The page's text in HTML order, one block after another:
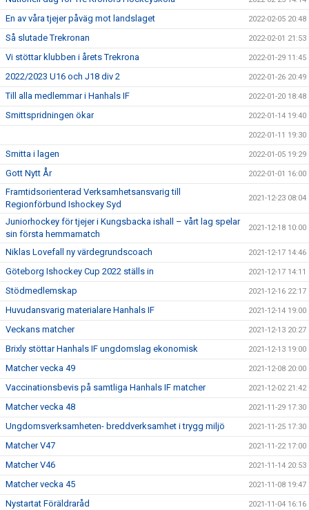
En av våra tjejer påväg mot landslaget 2022-02-05 20:48
Så slutade Trekronan 2022-02-01 21:53
Vi stöttar klubben i årets Trekrona 2022-01-29 11:45
2022/2023 U16 och J18 div 2 2022-01-26 20:49
Till alla medlemmar i Hanhals IF 2022-01-20 18:48
Smittspridningen ökar 2022-01-14 19:40
2022-01-11 19:30
Smitta i lagen 2022-01-05 19:29
Gott Nytt År 2022-01-01 16:00
Framtidsorienterad Verksamhetsansvarig till
Regionförbund Ishockey Syd
2021-12-23 08:04
Juniorhockey för tjejer i Kungsbacka ishall – vårt lag spelar
sin första hemmamatch
2021-12-18 10:00
Niklas Lovefall ny värdegrundscoach 2021-12-17 14:46
Göteborg Ishockey Cup 2022 ställs in 2021-12-17 14:11
Stödmedlemskap 2021-12-16 22:17
Huvudansvarig materialare Hanhals IF 2021-12-14 19:00
Veckans matcher 2021-12-13 20:27
Brixly stöttar Hanhals IF ungdomslag ekonomisk 2021-12-13 19:00
Matcher vecka 49 2021-12-08 20:00
Vaccinationsbevis på samtliga Hanhals IF matcher 2021-12-02 21:42
Matcher vecka 48 2021-11-29 17:30
Ungdomsverksamheten- breddverksamhet i trygg miljö 2021-11-25 17:30
Matcher V47 2021-11-22 17:00
Matcher V46 2021-11-14 20:53
Matcher vecka 45 2021-11-08 19:47
Nystartat Föräldraråd 2021-11-04 16:16